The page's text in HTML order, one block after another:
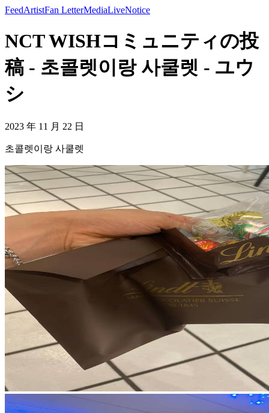
FeedArtistFan LetterMediaLiveNotice
NCT WISHコミュニティの投
稿 - 초콜렛이랑 사쿨렛 - ユウ
シ
2023 年 11 月 22 日
초콜렛이랑 사쿨렛